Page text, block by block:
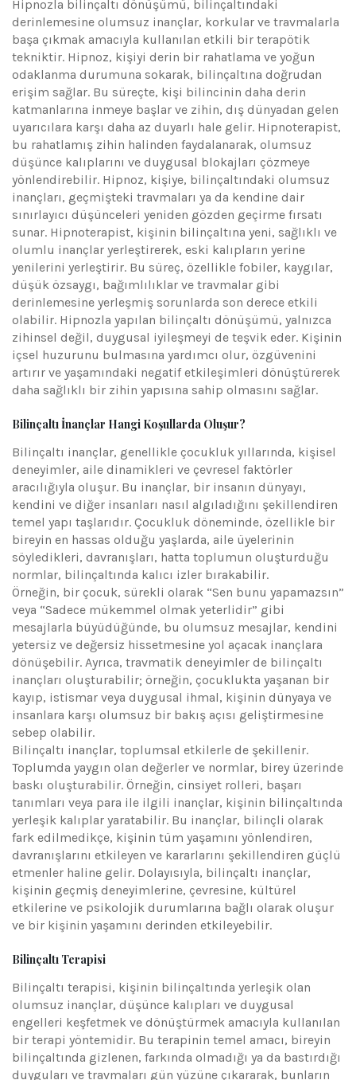
Hipnozla bilinçaltı dönüşümü, bilinçaltındaki
derinlemesine olumsuz inançlar, korkular ve travmalarla
başa çıkmak amacıyla kullanılan etkili bir terapötik
tekniktir. Hipnoz, kişiyi derin bir rahatlama ve yoğun
odaklanma durumuna sokarak, bilinçaltına doğrudan
erişim sağlar. Bu süreçte, kişi bilincinin daha derin
katmanlarına inmeye başlar ve zihin, dış dünyadan gelen
uyarıcılara karşı daha az duyarlı hale gelir. Hipnoterapist,
bu rahatlamış zihin halinden faydalanarak, olumsuz
düşünce kalıplarını ve duygusal blokajları çözmeye
yönlendirebilir. Hipnoz, kişiye, bilinçaltındaki olumsuz
inançları, geçmişteki travmaları ya da kendine dair
sınırlayıcı düşünceleri yeniden gözden geçirme fırsatı
sunar. Hipnoterapist, kişinin bilinçaltına yeni, sağlıklı ve
olumlu inançlar yerleştirerek, eski kalıpların yerine
yenilerini yerleştirir. Bu süreç, özellikle fobiler, kaygılar,
düşük özsaygı, bağımlılıklar ve travmalar gibi
derinlemesine yerleşmiş sorunlarda son derece etkili
olabilir. Hipnozla yapılan bilinçaltı dönüşümü, yalnızca
zihinsel değil, duygusal iyileşmeyi de teşvik eder. Kişinin
içsel huzurunu bulmasına yardımcı olur, özgüvenini
artırır ve yaşamındaki negatif etkileşimleri dönüştürerek
daha sağlıklı bir zihin yapısına sahip olmasını sağlar.
Bilinçaltı İnançlar Hangi Koşullarda Oluşur?
Bilinçaltı inançlar, genellikle çocukluk yıllarında, kişisel
deneyimler, aile dinamikleri ve çevresel faktörler
aracılığıyla oluşur. Bu inançlar, bir insanın dünyayı,
kendini ve diğer insanları nasıl algıladığını şekillendiren
temel yapı taşlarıdır. Çocukluk döneminde, özellikle bir
bireyin en hassas olduğu yaşlarda, aile üyelerinin
söyledikleri, davranışları, hatta toplumun oluşturduğu
normlar, bilinçaltında kalıcı izler bırakabilir.
Örneğin, bir çocuk, sürekli olarak “Sen bunu yapamazsın”
veya “Sadece mükemmel olmak yeterlidir” gibi
mesajlarla büyüdüğünde, bu olumsuz mesajlar, kendini
yetersiz ve değersiz hissetmesine yol açacak inançlara
dönüşebilir. Ayrıca, travmatik deneyimler de bilinçaltı
inançları oluşturabilir; örneğin, çocuklukta yaşanan bir
kayıp, istismar veya duygusal ihmal, kişinin dünyaya ve
insanlara karşı olumsuz bir bakış açısı geliştirmesine
sebep olabilir.
Bilinçaltı inançlar, toplumsal etkilerle de şekillenir.
Toplumda yaygın olan değerler ve normlar, birey üzerinde
baskı oluşturabilir. Örneğin, cinsiyet rolleri, başarı
tanımları veya para ile ilgili inançlar, kişinin bilinçaltında
yerleşik kalıplar yaratabilir. Bu inançlar, bilinçli olarak
fark edilmedikçe, kişinin tüm yaşamını yönlendiren,
davranışlarını etkileyen ve kararlarını şekillendiren güçlü
etmenler haline gelir. Dolayısıyla, bilinçaltı inançlar,
kişinin geçmiş deneyimlerine, çevresine, kültürel
etkilerine ve psikolojik durumlarına bağlı olarak oluşur
ve bir kişinin yaşamını derinden etkileyebilir.
Bilinçaltı Terapisi
Bilinçaltı terapisi, kişinin bilinçaltında yerleşik olan
olumsuz inançlar, düşünce kalıpları ve duygusal
engelleri keşfetmek ve dönüştürmek amacıyla kullanılan
bir terapi yöntemidir. Bu terapinin temel amacı, bireyin
bilinçaltında gizlenen, farkında olmadığı ya da bastırdığı
duyguları ve travmaları gün yüzüne çıkararak, bunların